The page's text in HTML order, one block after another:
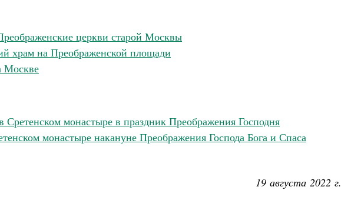
церкви старой Москвы
храм на Преображенской площади
Москве
Сретенском монастыре в праздник Преображения Господня
монастыре накануне Преображения Господа Бога и Спаса
19 августа 2022 г.